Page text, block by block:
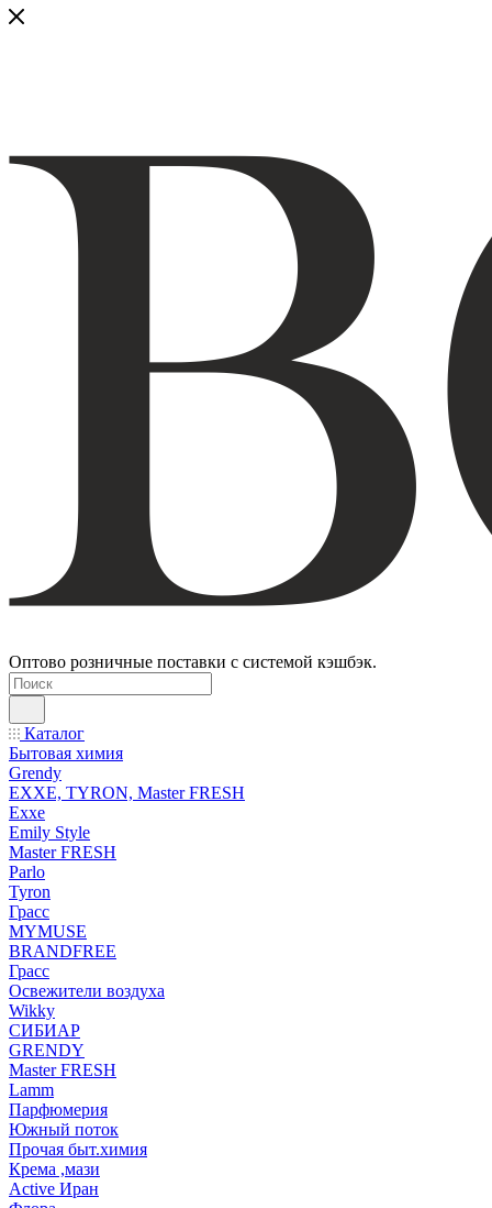
Оптово розничные поставки с системой кэшбэк.
Каталог
Бытовая химия
Grendy
EXXE, TYRON, Master FRESH
Exxe
Emily Style
Master FRESH
Parlo
Tyron
Грасс
MYMUSE
BRANDFREE
Грасс
Освежители воздуха
Wikky
СИБИАР
GRENDY
Master FRESH
Lamm
Парфюмерия
Южный поток
Прочая быт.химия
Крема ,мази
Аctive Иран